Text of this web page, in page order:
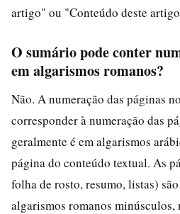
artigo" ou "Conteúdo deste
O sumário pode conter
em algarismos romanos?
Não. A numeração das páginas
corresponder à numeração das
geralmente é em algarismos
página do conteúdo textual. As
folha de rosto, resumo, listas)
algarismos romanos minúsculos,